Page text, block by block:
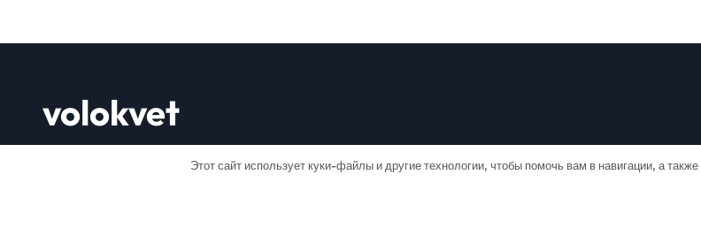
volokvet
Этот сайт использует куки-файлы и другие технологии, чтобы помочь вам в навигации, а